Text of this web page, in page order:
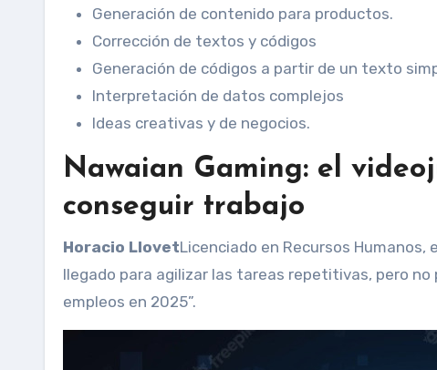
Generación de contenido para productos.
Corrección de textos y códigos
Generación de códigos a partir de un texto
Interpretación de datos complejos
Ideas creativas y de negocios.
Nawaian Gaming: el
conseguir trabajo
Horacio LlovetLicenciado en Recursos Humanos,
llegado para agilizar las tareas repetitivas, pero
empleos en 2025”.